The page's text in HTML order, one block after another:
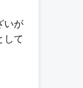
いが
して